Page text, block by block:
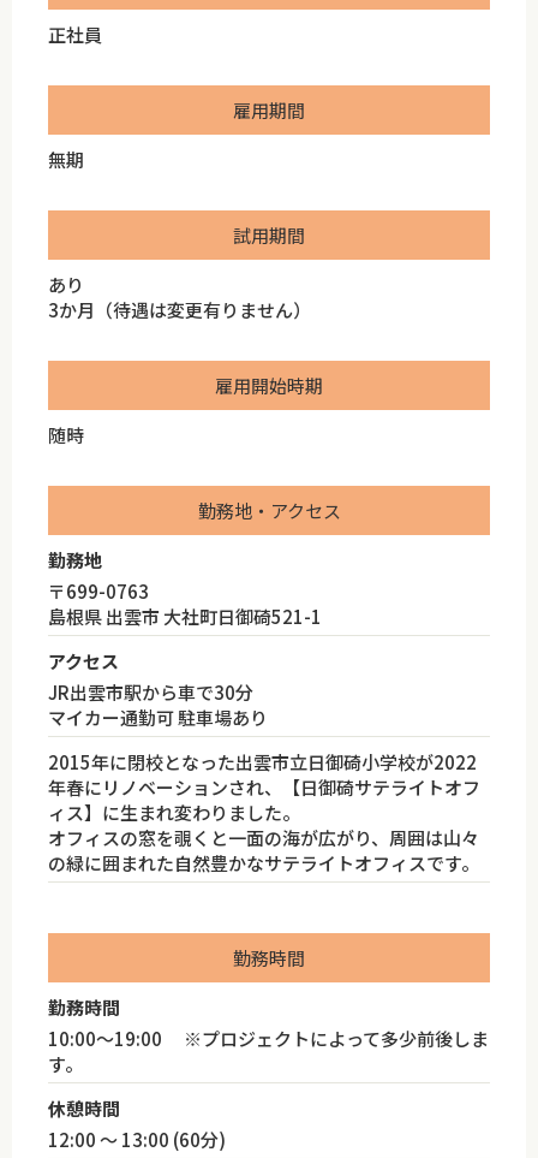
正社員
雇用期間
無期
試用期間
あり
3か月（待遇は変更有りません）
雇用開始時期
随時
勤務地・アクセス
勤務地
〒699-0763
島根県 出雲市 大社町日御碕521-1
アクセス
JR出雲市駅から車で30分
マイカー通勤可 駐車場あり
2015年に閉校となった出雲市立日御碕小学校が2022
年春にリノベーションされ、【日御碕サテライトオフ
ィス】に生まれ変わりました。
オフィスの窓を覗くと一面の海が広がり、周囲は山々
の緑に囲まれた自然豊かなサテライトオフィスです。
勤務時間
勤務時間
10:00～19:00 ※プロジェクトによって多少前後しま
す。
休憩時間
12:00 ～ 13:00 (60分)